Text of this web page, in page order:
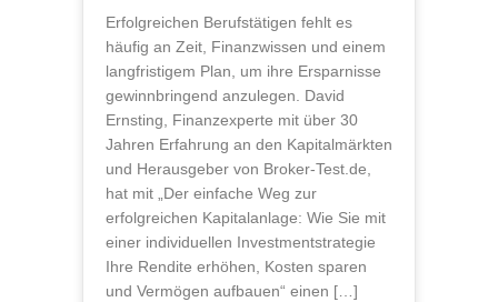
Erfolgreichen Berufstätigen fehlt es
häufig an Zeit, Finanzwissen und einem
langfristigem Plan, um ihre Ersparnisse
gewinnbringend anzulegen. David
Ernsting, Finanzexperte mit über 30
Jahren Erfahrung an den Kapitalmärkten
und Herausgeber von Broker-Test.de,
hat mit „Der einfache Weg zur
erfolgreichen Kapitalanlage: Wie Sie mit
einer individuellen Investmentstrategie
Ihre Rendite erhöhen, Kosten sparen
und Vermögen aufbauen“ einen […]